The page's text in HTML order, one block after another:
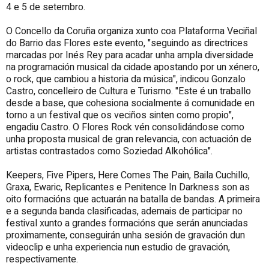
4 e 5 de setembro.
O Concello da Coruña organiza xunto coa Plataforma Veciñal
do Barrio das Flores este evento, "seguindo as directrices
marcadas por Inés Rey para acadar unha ampla diversidade
na programación musical da cidade apostando por un xénero,
o rock, que cambiou a historia da música", indicou Gonzalo
Castro, concelleiro de Cultura e Turismo. "Este é un traballo
desde a base, que cohesiona socialmente á comunidade en
torno a un festival que os veciños sinten como propio",
engadiu Castro. O Flores Rock vén consolidándose como
unha proposta musical de gran relevancia, con actuación de
artistas contrastados como Soziedad Alkohólica".
Keepers, Five Pipers, Here Comes The Pain, Baila Cuchillo,
Graxa, Ewaric, Replicantes e Penitence In Darkness son as
oito formacións que actuarán na batalla de bandas. A primeira
e a segunda banda clasificadas, ademais de participar no
festival xunto a grandes formacións que serán anunciadas
proximamente, conseguirán unha sesión de gravación dun
videoclip e unha experiencia nun estudio de gravación,
respectivamente.